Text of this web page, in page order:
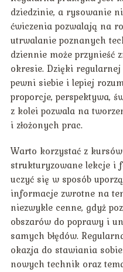
dziedzinie, a rysowanie
ćwiczenia pozwalają na
utrwalanie poznanych
dziennie może przynieść
okresie. Dzięki
pewni siebie i lepiej
proporcje, perspektywa,
z kolei pozwala na
i złożonych prac.
Warto korzystać z
strukturyzowane lekcje i
uczyć się w sposób
informacje zwrotne na
niezwykle cenne, gdyż
obszarów do poprawy i
samych błędów.
okazja do stawiania
nowych technik oraz